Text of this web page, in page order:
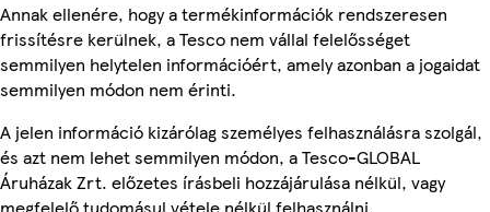
Annak ellenére, hogy a termékinformációk rendszeresen
frissítésre kerülnek, a Tesco nem vállal felelősséget
semmilyen helytelen információért, amely azonban a jogaidat
semmilyen módon nem érinti.
A jelen információ kizárólag személyes felhasználásra szolgál,
és azt nem lehet semmilyen módon, a Tesco-GLOBAL
Áruházak Zrt. előzetes írásbeli hozzájárulása nélkül, vagy